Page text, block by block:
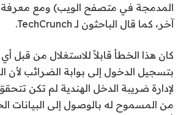
آخر، كما قال الباحثون لـ TechCrunch.
كان هذا الخطأ قابلاً للاستغلال من
بتسجيل الدخول إلى بوابة الضرائب لأن
لإدارة ضريبة الدخل الهندية لم تكن
من المسموح له بالوصول إلى